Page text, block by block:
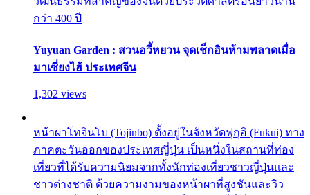
กว่า 400 ปี
Yuyuan Garden : สวนอวี้หยวน จุดเช็กอินห้ามพลาดเมื่อ
มาเซี่ยงไฮ้ ประเทศจีน
1,302 views
หน้าผาโทจินโบ (Tojinbo) ตั้งอยู่ในจังหวัดฟุกุอิ (Fukui) ทาง
ภาคตะวันออกของประเทศญี่ปุ่น เป็นหนึ่งในสถานที่ท่อง
เที่ยวที่ได้รับความนิยมจากทั้งนักท่องเที่ยวชาวญี่ปุ่นและ
ชาวต่างชาติ ด้วยความงามของหน้าผาที่สูงชันและวิว